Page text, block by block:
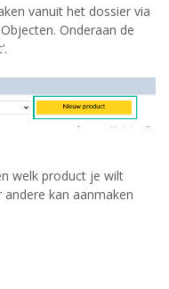
vanuit het dossier via
Onderaan de
welk product je wilt
kan aanmaken